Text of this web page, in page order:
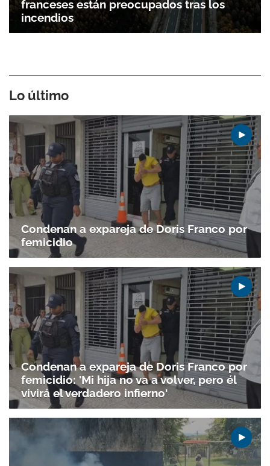
Gracias por suscribirte a nuestro boletín.
ACEPTAR
franceses están preocupados tras los
incendios
Lo último
Condenan a expareja de Doris Franco por
femicidio
Condenan a expareja de Doris Franco por
femicidio: 'Mi hija no va a volver, pero él
vivirá el verdadero infierno'